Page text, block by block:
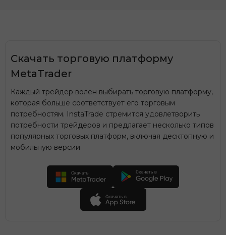
Скачать торговую платформу
MetaTrader
Каждый трейдер волен выбирать торговую платформу,
которая больше соответствует его торговым
потребностям. InstaTrade стремится удовлетворить
потребности трейдеров и предлагает несколько типов
популярных торговых платформ, включая десктопную и
мобильную версии